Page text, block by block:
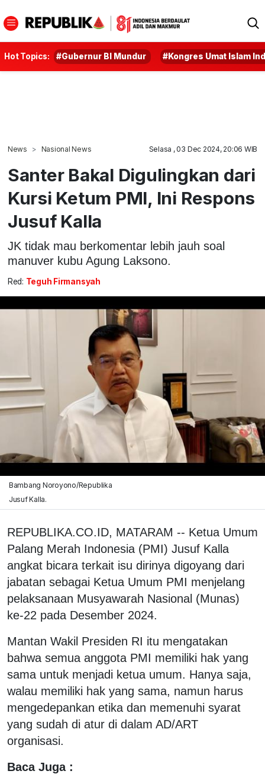
Hot Topics: #Gubernur BI Mundur #Kongres Umat Islam
News Nasional News Selasa , 03 Dec 2024, 20:06 WIB
Santer Bakal Digulingkan dari
Kursi Ketum PMI, Ini Respons
Jusuf Kalla
JK tidak mau berkomentar lebih jauh soal
manuver kubu Agung Laksono.
Red: Teguh Firmansyah
Bambang Noroyono/Republika
Jusuf Kalla.
REPUBLIKA.CO.ID, MATARAM -- Ketua Umum
Palang Merah Indonesia (PMI) Jusuf Kalla
angkat bicara terkait isu dirinya digoyang dari
jabatan sebagai Ketua Umum PMI menjelang
pelaksanaan Musyawarah Nasional (Munas)
ke-22 pada Desember 2024.
Mantan Wakil Presiden RI itu mengatakan
bahwa semua anggota PMI memiliki hak yang
sama untuk menjadi ketua umum. Hanya saja,
walau memiliki hak yang sama, namun harus
mengedepankan etika dan memenuhi syarat
yang sudah di atur di dalam AD/ART
organisasi.
Baca Juga :